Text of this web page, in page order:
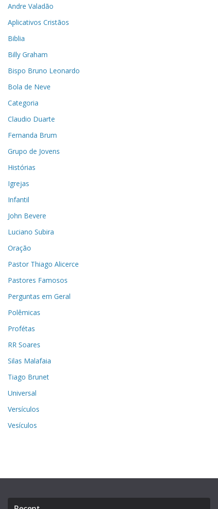
Andre Valadão
Aplicativos Cristãos
Biblia
Billy Graham
Bispo Bruno Leonardo
Bola de Neve
Categoria
Claudio Duarte
Fernanda Brum
Grupo de Jovens
Histórias
Igrejas
Infantil
John Bevere
Luciano Subira
Oração
Pastor Thiago Alicerce
Pastores Famosos
Perguntas em Geral
Polêmicas
Profétas
RR Soares
Silas Malafaia
Tiago Brunet
Universal
Versículos
Vesículos